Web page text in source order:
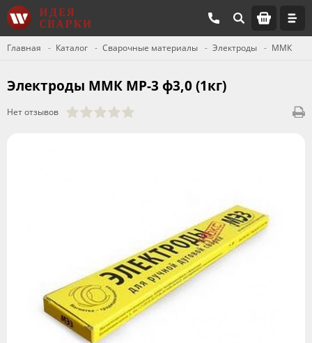
Главная Каталог Сварочные материалы Электроды ММК
Электроды ММК МР-3 ф3,0 (1кг)
Нет отзывов